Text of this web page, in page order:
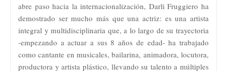
abre paso hacia la internacionalización, Darli Fruggiero ha
demostrado ser mucho más que una actriz: es una artista
integral y multidisciplinaria que, a lo largo de su trayectoria
-empezando a actuar a sus 8 años de edad- ha trabajado
como cantante en musicales, bailarina, animadora, locutora,
productora y artista plástico, llevando su talento a múltiples